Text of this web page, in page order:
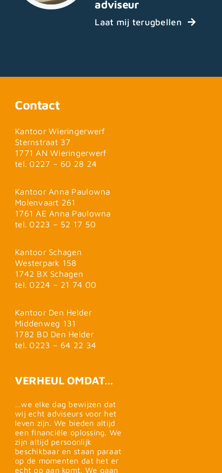
adviseur
Laat mij terugbellen
Contact
Kantoor Wieringerwerf
Sternstraat 37
1771 AN Wieringerwerf
tel. 0227 – 60 28 24
Kantoor Anna Paulowna
Molenvaart 261
1761 AE Anna Paulowna
tel. 0223 – 52 17 50
Kantoor Schagen
Westerpark 158
1742 BX Schagen
tel. 0224 – 21 74 00
Kantoor Den Helder
Middenweg 131
1782 BD Den Helder
tel. 0223 – 64 22 34
VERHEUL OMDAT…
…we elke dag bewijzen dat
wij echt adviseurs voor het
leven zijn. We bieden altijd
een financiële oplossing. We
zijn altijd persoonlijk
beschikbaar en staan paraat
op de momenten dat het er
echt op aan komt. We gaan